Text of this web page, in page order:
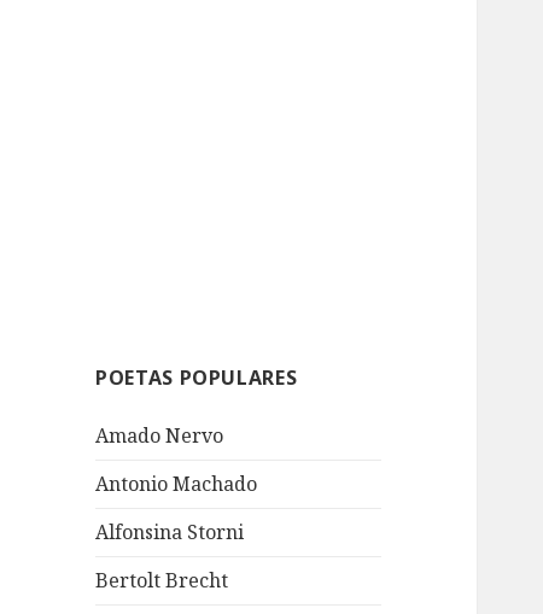
POETAS POPULARES
Amado Nervo
Antonio Machado
Alfonsina Storni
Bertolt Brecht